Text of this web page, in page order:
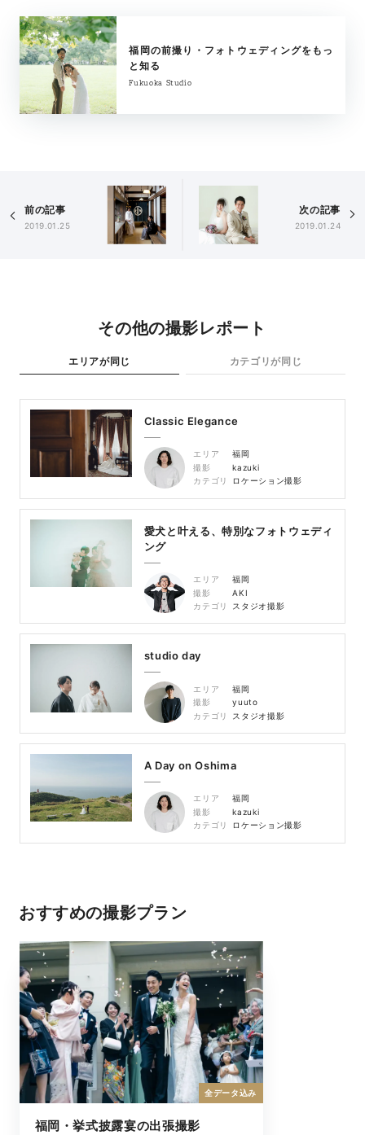
福岡の前撮り・フォトウェディングをもっ
と知る
Fukuoka Studio
前の記事
2019.01.25
次の記事
2019.01.24
その他の撮影レポート
エリアが同じ カテゴリが同じ
Classic Elegance
エリア
福岡
撮影
kazuki
カテゴリ
ロケーション撮影
愛犬と叶える、特別なフォトウェディ
ング
エリア
福岡
撮影
AKI
カテゴリ
スタジオ撮影
studio day
エリア
福岡
撮影
yuuto
カテゴリ
スタジオ撮影
A Day on Oshima
エリア
福岡
撮影
kazuki
カテゴリ
ロケーション撮影
おすすめの撮影プラン
福岡・挙式披露宴の出張撮影
全データ込み